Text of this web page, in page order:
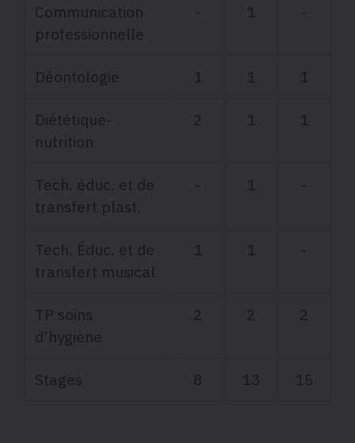
Communication
professionnelle
- 1 -
Déontologie 1 1 1
Diététique-
nutrition
2 1 1
Tech. éduc. et de
transfert plast.
- 1 -
Tech. Éduc. et de
transfert musical
1 1 -
TP soins
d’hygiène
2 2 2
Stages 8 13 15